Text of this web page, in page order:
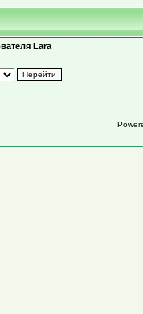
Lara